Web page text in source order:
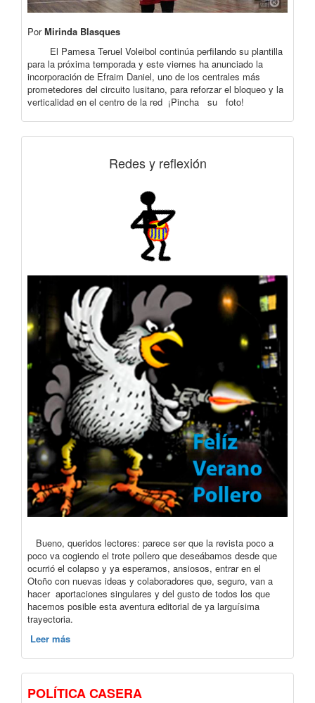
PorMirinda Blasques
El Pamesa Teruel Voleibol continúa perfilando su plantilla
para la próxima temporada y este viernes ha anunciado la
incorporación de Efraim Daniel, uno de los centrales más
prometedores del circuito lusitano, para reforzar el bloqueo y la
verticalidad en el centro de la red ¡Pincha su foto!
Redes y reflexión
Bueno, queridos lectores: parece ser que la revista poco a
poco va cogiendo el trote pollero que deseábamos desde que
ocurrió el colapso y ya esperamos, ansiosos, entrar en el
Otoño con nuevas ideas y colaboradores que, seguro, van a
hacer aportaciones singulares y del gusto de todos los que
hacemos posible esta aventura editorial de ya larguísima
trayectoria.
Leer más
POLÍTICA CASERA